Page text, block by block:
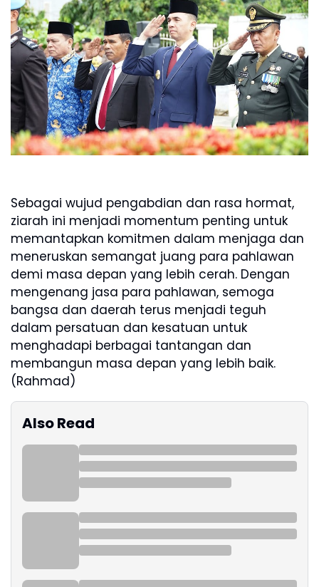
Sebagai wujud pengabdian dan rasa hormat,
ziarah ini menjadi momentum penting untuk
memantapkan komitmen dalam menjaga dan
meneruskan semangat juang para pahlawan
demi masa depan yang lebih cerah. Dengan
mengenang jasa para pahlawan, semoga
bangsa dan daerah terus menjadi teguh
dalam persatuan dan kesatuan untuk
menghadapi berbagai tantangan dan
membangun masa depan yang lebih baik.
(Rahmad)
Also Read